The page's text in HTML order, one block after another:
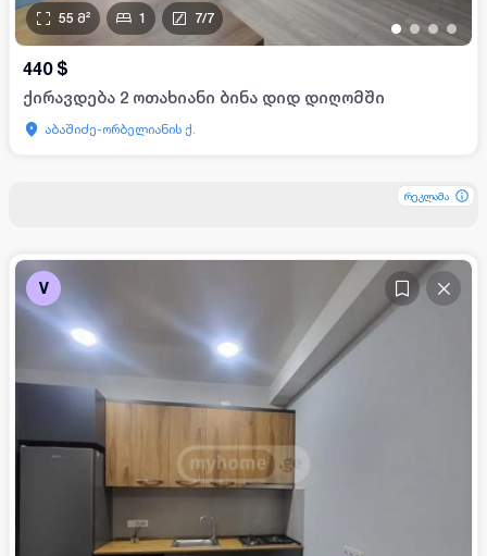
• • • •
55 მ² 1 7/7
440 $
ქირავდება 2 ოთახიანი ბინა დიდ დიღომში
აბაშიძე-ორბელიანის ქ.
V
რეკლამა
რეკლამა
რეკლამა